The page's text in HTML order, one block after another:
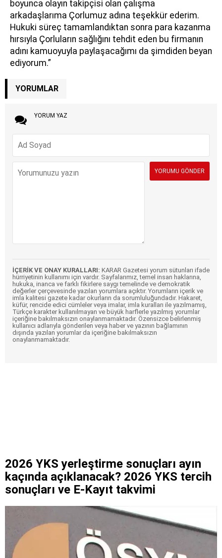
boyunca olayın takipçisi olan çalışma
arkadaşlarıma Çorlumuz adına teşekkür ederim.
Hukuki süreç tamamlandıktan sonra para kazanma
hırsıyla Çorluların sağlığını tehdit eden bu firmanın
adını kamuoyuyla paylaşacağımı da şimdiden beyan
ediyorum.”
YORUMLAR
YORUM YAZ
İÇERİK VE ONAY KURALLARI: KARAR Gazetesi yorum sütunları ifade
hürriyetinin kullanımı için vardır. Sayfalarımız, temel insan haklarına,
hukuka, inanca ve farklı fikirlere saygı temelinde ve demokratik
değerler çerçevesinde yazılan yorumlara açıktır. Yorumların içerik ve
imla kalitesi gazete kadar okurların da sorumluluğundadır. Hakaret,
küfür, rencide edici cümleler veya imalar, imla kuralları ile yazılmamış,
Türkçe karakter kullanılmayan ve büyük harflerle yazılmış yorumlar
içeriğine bakılmaksızın onaylanmamaktadır. Özensizce belirlenmiş
kullanıcı adlarıyla gönderilen veya haber ve yazının bağlamının
dışında yazılan yorumlar da içeriğine bakılmaksızın
onaylanmamaktadır.
2026 YKS yerleştirme sonuçları ayın
kaçında açıklanacak? 2026 YKS tercih
sonuçları ve E-Kayıt takvimi